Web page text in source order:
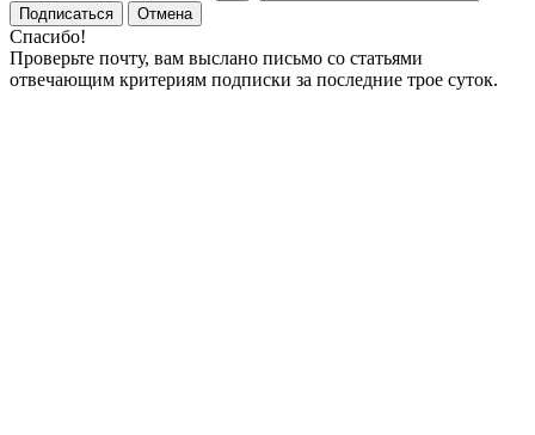
Подписаться
Отмена
Спасибо!
Проверьте почту, вам выслано письмо со статьями
отвечающим критериям подписки за последние трое суток.